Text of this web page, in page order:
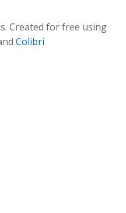
Created for free using
Colibri